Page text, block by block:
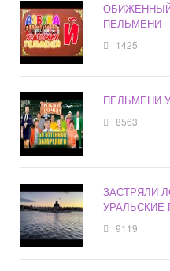
ПЕЛЬМЕНИ
1425
ПЕЛЬМЕНИ
8563
ЗАСТРЯЛИ
9119